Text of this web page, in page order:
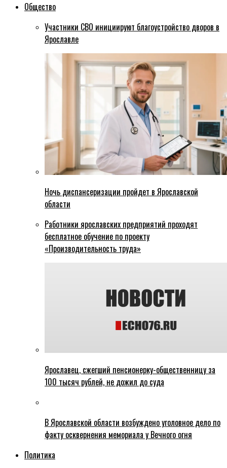
Общество
Участники СВО инициируют благоустройство дворов в
Ярославле
Ночь диспансеризации пройдет в Ярославской
области
Работники ярославских предприятий проходят
бесплатное обучение по проекту
«Производительность труда»
Ярославец, сжегший пенсионерку-общественницу за
100 тысяч рублей, не дожил до суда
В Ярославской области возбуждено уголовное дело по
факту осквернения мемориала у Вечного огня
Политика